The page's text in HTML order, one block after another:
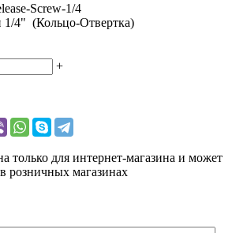
Screw-1/4
1/4" (Кольцо-Отвертка)
+
только для интернет-магазина и может
розничных магазинах